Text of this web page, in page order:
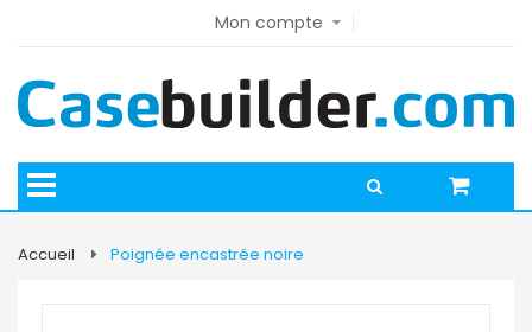
Mon compte
Accueil Poignée encastrée noire